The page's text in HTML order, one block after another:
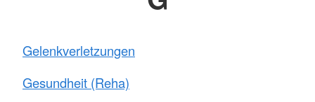
Gelenkverletzungen
Gesundheit (Reha)